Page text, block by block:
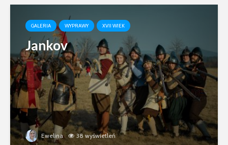
GALERIA WYPRAWY XVII WIEK
Jankov
Ewelina 38 wyświetleń